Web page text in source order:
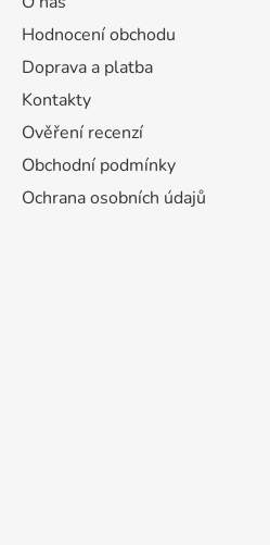
Hodnocení obchodu
Doprava a platba
Kontakty
Ověření recenzí
Obchodní podmínky
Ochrana osobních údajů